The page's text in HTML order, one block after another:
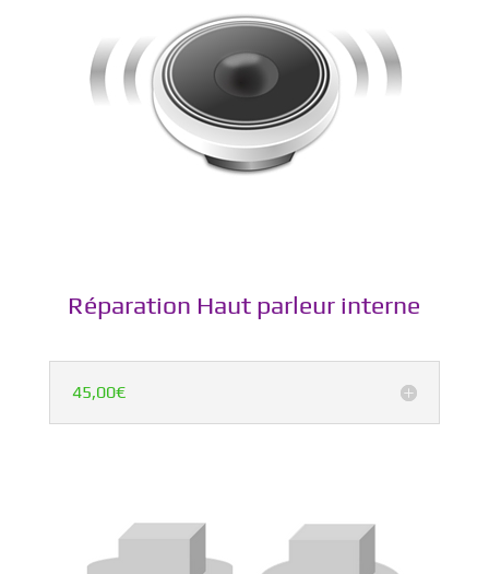
Réparation Haut parleur interne
45,00€